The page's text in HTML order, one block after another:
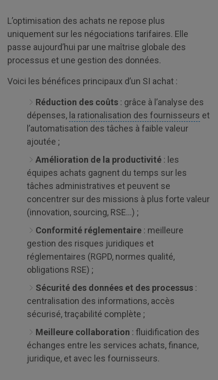
L’optimisation des achats ne repose plus
uniquement sur les négociations tarifaires. Elle
passe aujourd’hui par une maîtrise globale des
processus et une gestion des données.
Voici les bénéfices principaux d’un SI achat :
Réduction des coûts : grâce à l’analyse des
dépenses, la rationalisation des fournisseurs et
l’automatisation des tâches à faible valeur
ajoutée ;
Amélioration de la productivité : les
équipes achats gagnent du temps sur les
tâches administratives et peuvent se
concentrer sur des missions à plus forte valeur
(innovation, sourcing, RSE…) ;
Conformité réglementaire : meilleure
gestion des risques juridiques et
réglementaires (RGPD, normes qualité,
obligations RSE) ;
Sécurité des données et des processus :
centralisation des informations, accès
sécurisé, traçabilité complète ;
Meilleure collaboration : fluidification des
échanges entre les services achats, finance,
juridique, et avec les fournisseurs.